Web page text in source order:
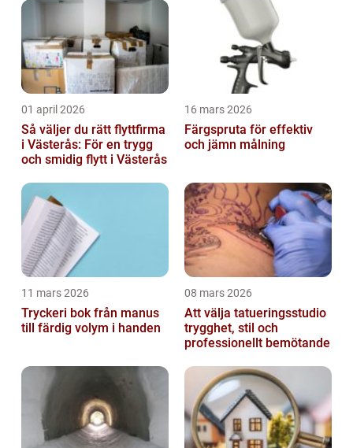
01 april 2026
Så väljer du rätt flyttfirma
i Västerås: För en trygg
och smidig flytt i Västerås
16 mars 2026
Färgspruta för effektiv
och jämn målning
11 mars 2026
Tryckeri bok från manus
till färdig volym i handen
08 mars 2026
Att välja tatueringsstudio
trygghet, stil och
professionellt bemötande